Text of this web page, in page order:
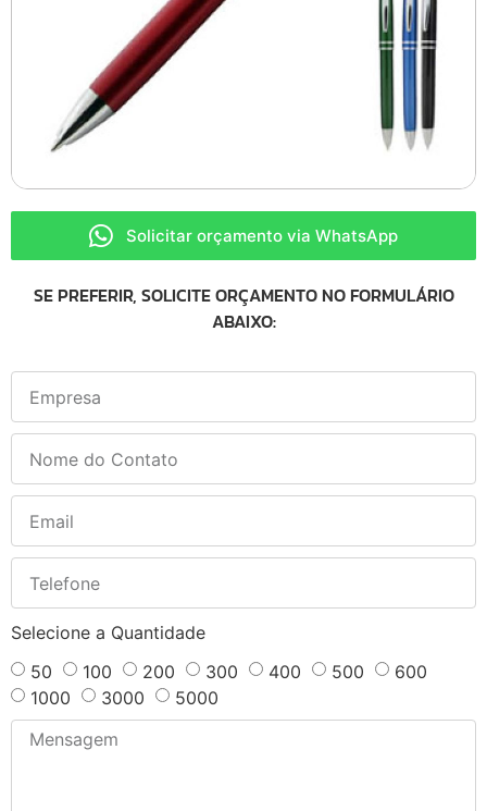
Solicitar orçamento via WhatsApp
SE PREFERIR, SOLICITE ORÇAMENTO NO FORMULÁRIO
ABAIXO:
Selecione a Quantidade
50
100 200 300 400 500
600
1000
3000 5000